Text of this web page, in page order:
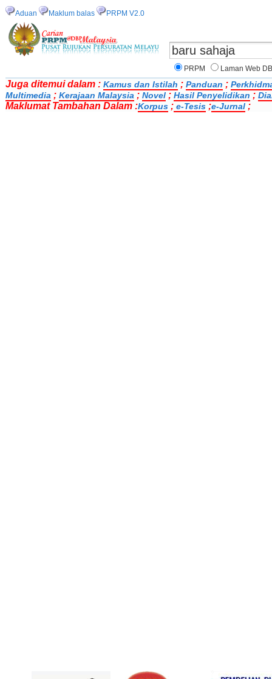
Aduan Maklum balas PRPM V2.0
PRPM Laman Web
Juga ditemui dalam : Kamus dan Istilah ; Panduan ;
Multimedia ; Kerajaan Malaysia ; Novel ; Hasil Penyelidikan ;
Maklumat Tambahan Dalam :Korpus ; e-Tesis ;e-Jurnal ;